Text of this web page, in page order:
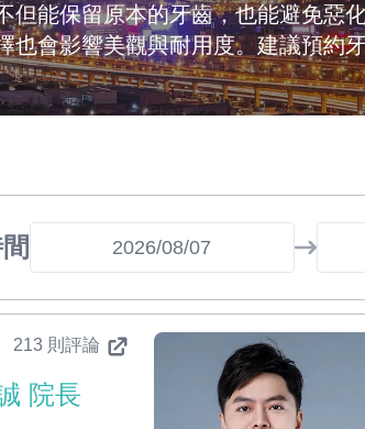
但能保留原本的牙齒，也能避免惡
也會影響美觀與耐用度。建議預約
213 則評論
院長